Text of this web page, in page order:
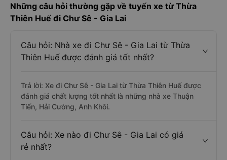
Những câu hỏi thường gặp về tuyến xe từ Thừa
Thiên Huế đi Chư Sê - Gia Lai
Câu hỏi: Nhà xe đi Chư Sê - Gia Lai từ Thừa
Thiên Huế được đánh giá tốt nhất?
Trả lời: Xe đi Chư Sê - Gia Lai từ Thừa Thiên Huế được
đánh giá chất lượng tốt nhất là những nhà xe Thuận
Tiến, Hải Cường, Anh Khôi.
Câu hỏi: Xe nào đi Chư Sê - Gia Lai có giá
rẻ nhất?